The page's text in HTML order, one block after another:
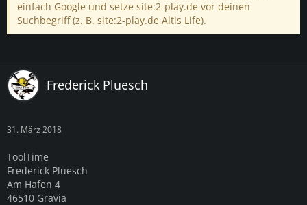
einfach Google und setze site:2-play.de vor deinen
Suchbegriff (z. B. site:2-play.de Altis Life).
Frederick Pluesch
31. März 2018
ToolTime
Frederick Pluesch
Am Hafen 4
46510 Gravia